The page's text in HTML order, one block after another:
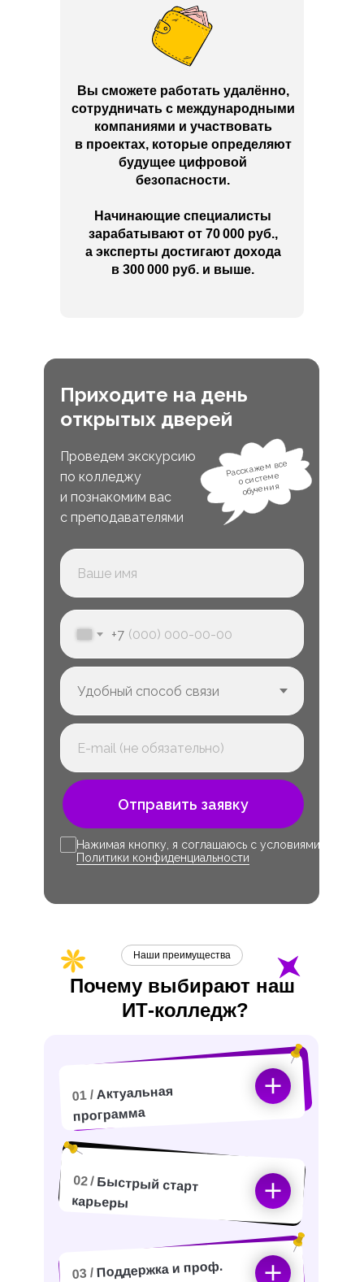
Вы сможете работать удалённо,
сотрудничать с международными
компаниями и участвовать
в проектах, которые определяют
будущее цифровой
безопасности.
Начинающие специалисты
зарабатывают от 70 000 руб.,
а эксперты достигают дохода
в 300 000 руб. и выше.
Приходите на день
открытых дверей
Проведем экскурсию
по колледжу
и познакомим вас
с преподавателями
Расскажем все
о системе
обучения
+7
Отправить заявку
Нажимая кнопку, я соглашаюсь с условиями
Политики конфиденциальности
Почему выбирают наш
ИТ-колледж?
Наши преимущества
01 / Актуальная
программа
02 / Быстрый старт
карьеры
03 / Поддержка и проф.